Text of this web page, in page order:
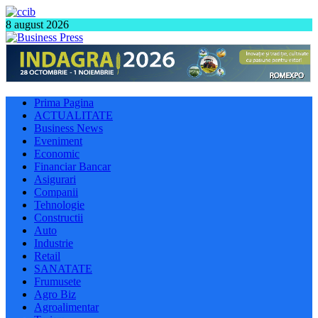
8 august 2026
Prima Pagina
ACTUALITATE
Business News
Eveniment
Economic
Financiar Bancar
Asigurari
Companii
Tehnologie
Constructii
Auto
Industrie
Retail
SANATATE
Frumusete
Agro Biz
Agroalimentar